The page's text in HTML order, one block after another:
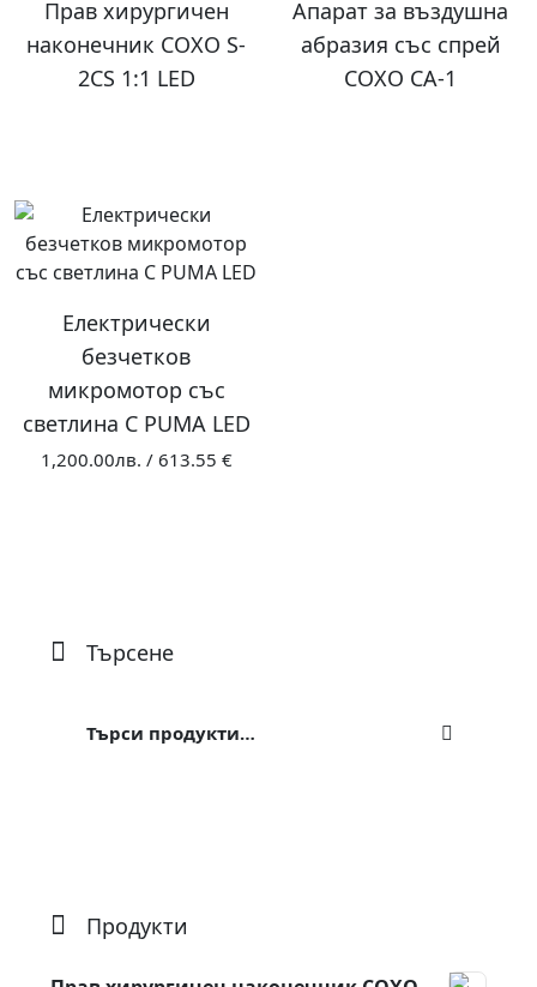
Прав хирургичен
наконечник COXO S-
2CS 1:1 LED
Апарат за въздушна
абразия със спрей
COXO CA-1
Електрически
безчетков
микромотор със
светлина C PUMA LED
1,200.00лв. / 613.55 €
Търсене
Продукти